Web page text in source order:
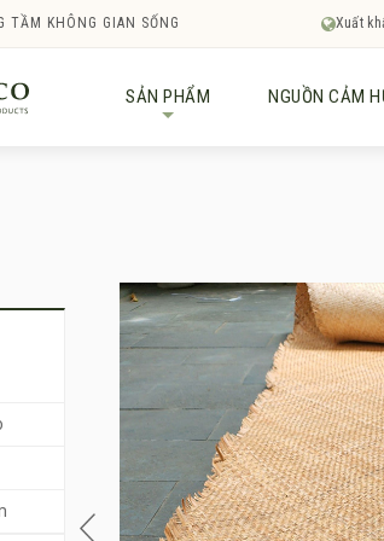
TẦM KHÔNG GIAN SỐNG Xuất
SẢN PHẨM NGUỒN CẢM